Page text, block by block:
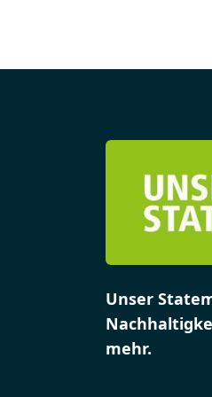
Unser
mehr.